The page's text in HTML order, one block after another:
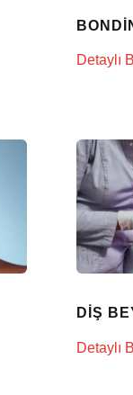
Detaylı
DIŞ
Detaylı